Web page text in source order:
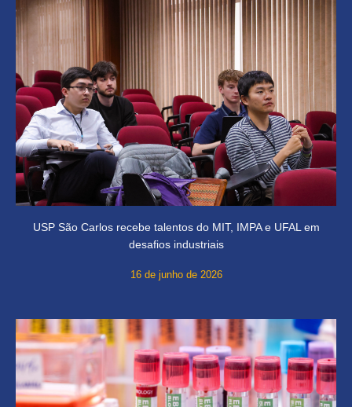
USP São Carlos recebe talentos do MIT, IMPA e UFAL em
desafios industriais
16 de junho de 2026